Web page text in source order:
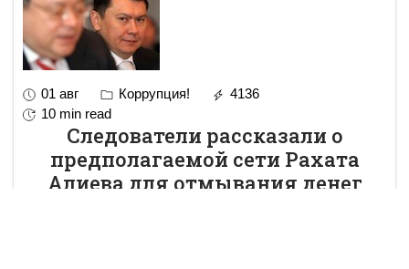
01 авг Коррупция!
4136
10 min read
Следователи рассказали о
предполагаемой сети Рахата
Алиева для отмывания денег